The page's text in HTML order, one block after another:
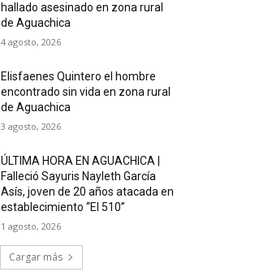
hallado asesinado en zona rural
de Aguachica
4 agosto, 2026
Elisfaenes Quintero el hombre
encontrado sin vida en zona rural
de Aguachica
3 agosto, 2026
ÚLTIMA HORA EN AGUACHICA |
Falleció Sayuris Nayleth García
Asís, joven de 20 años atacada en
establecimiento “El 510”
1 agosto, 2026
Cargar más